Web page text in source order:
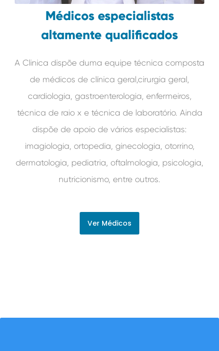
Médicos especialistas
altamente qualificados
A Clinica dispõe duma equipe técnica composta
de médicos de clínica geral,cirurgia geral,
cardiologia, gastroenterologia, enfermeiros,
técnica de raio x e técnica de laboratório. Ainda
dispõe de apoio de vários especialistas:
imagiologia, ortopedia, ginecologia, otorrino,
dermatologia, pediatria, oftalmologia, psicologia,
nutricionismo, entre outros.
Ver Médicos